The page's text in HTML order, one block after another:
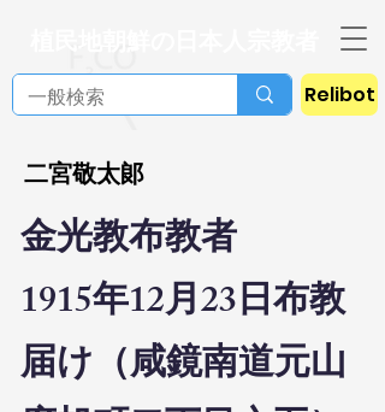
Relibot
二宮敬太郞
金光教布教者
1915年12月23日布教
届け（咸鏡南道元山